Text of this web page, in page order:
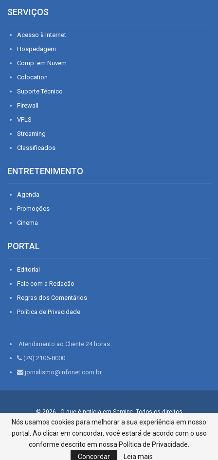
SERVIÇOS
Acesso à Internet
Hospedagem
Comp. em Nuvem
Colocation
Suporte Técnico
Firewall
VPLS
Streaming
Classificados
ENTRETENIMENTO
Agenda
Promoções
Cinema
PORTAL
Editorial
Fale com a Redação
Regras dos Comentários
Política de Privacidade
Atendimento ao Cliente 24 horas:
(79) 2106-8000
jornalismo@infonet.com.br
© 2026 - O que é notícia em Sergipe. Todos os direitos
reservados.
Infonet - Rua Monsenhor Silveira 276, Bairro São José |
Aracaju-SE, CEP 49015-030, Fone: 79.2106.8000 - CI Centro de
Informações LTDA
Nós usamos cookies para melhorar a sua experiência em nosso
portal. Ao clicar em concordar, você estará de acordo com o uso
conforme descrito em nossa Política de Privacidade.
Concordar
Leia mais